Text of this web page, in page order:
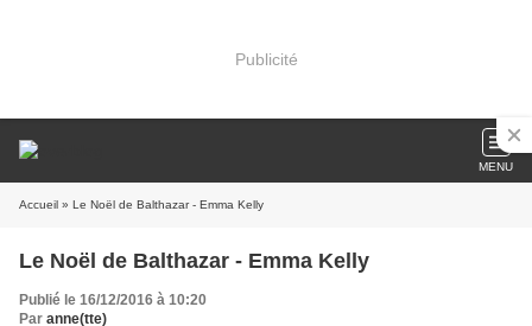
Publicité
MENU
Accueil » Le Noël de Balthazar - Emma Kelly
Le Noël de Balthazar - Emma Kelly
Publié le 16/12/2016 à 10:20
Par anne(tte)